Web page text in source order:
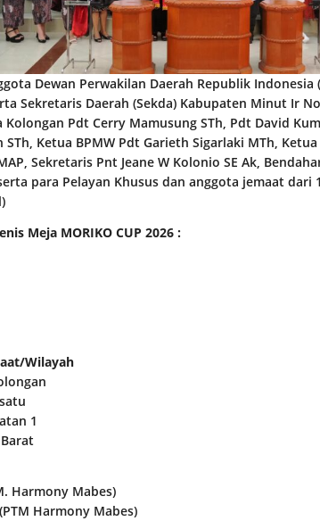
Dewan Perwakilan Daerah Republik Indonesia
Sekretaris Daerah (Sekda) Kabupaten Minut Ir
Kolongan Pdt Cerry Mamusung STh, Pdt David
STh, Ketua BPMW Pdt Garieth Sigarlaki MTh,
Sekretaris Pnt Jeane W Kolonio SE Ak,
para Pelayan Khusus dan anggota jemaat dari
Meja MORIKO CUP 2026 :
Wilayah
1
Harmony Mabes)
Harmony Mabes)